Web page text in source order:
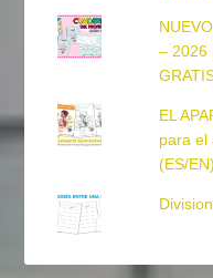
– 2026
EL
para el
(ES/EN)